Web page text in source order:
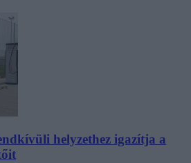
helyzethez igazítja a